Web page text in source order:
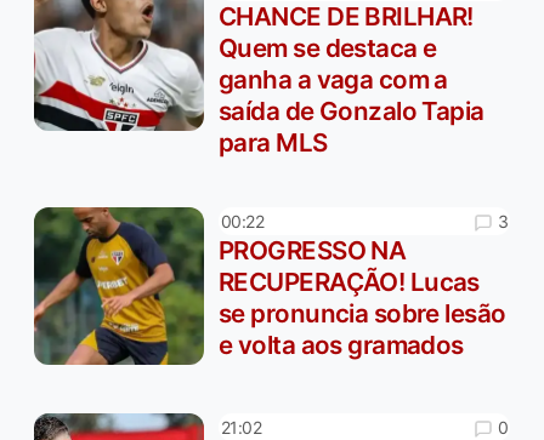
CHANCE DE BRILHAR!
Quem se destaca e
ganha a vaga com a
saída de Gonzalo Tapia
para MLS
00:22 3
PROGRESSO NA
RECUPERAÇÃO! Lucas
se pronuncia sobre lesão
e volta aos gramados
21:02 0